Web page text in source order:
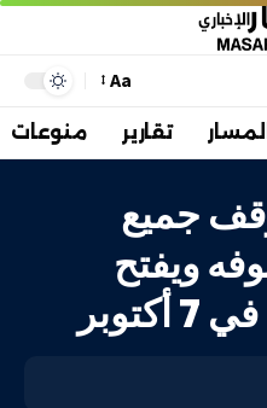
Aa
المسار تقارير منوعات
جميع
ويفتح